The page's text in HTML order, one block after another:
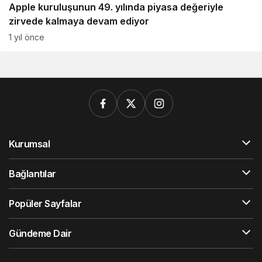
Apple kuruluşunun 49. yılında piyasa değeriyle
zirvede kalmaya devam ediyor
1 yıl önce
Kurumsal
Bağlantılar
Popüler Sayfalar
Gündeme Dair